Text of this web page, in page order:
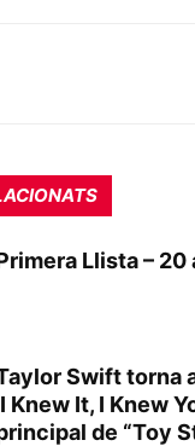
Llista – 20
Swift torna
Knew It, I Knew
de “Toy